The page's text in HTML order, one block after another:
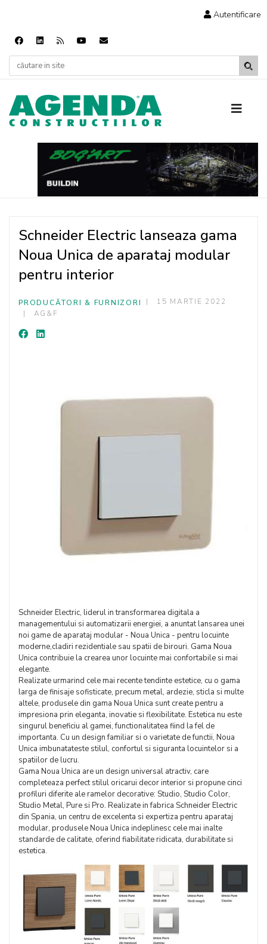
Autentificare
Schneider Electric lanseaza gama
Noua Unica de aparataj modular
pentru interior
PRODUCĂTORI & FURNIZORI
15 MARTIE 2022
AG&F
Schneider Electric, liderul in transformarea digitala a
managementului si automatizarii energiei, a anuntat lansarea unei
noi game de aparataj modular - Noua Unica - pentru locuinte
moderne,cladiri rezidentiale sau spatii de birouri. Gama Noua
Unica contribuie la crearea unor locuinte mai confortabile si mai
elegante.
Realizate urmarind cele mai recente tendinte estetice, cu o gama
larga de finisaje sofisticate, precum metal, ardezie, sticla si multe
altele, produsele din gama Noua Unica sunt create pentru a
impresiona prin eleganta, inovatie si flexibilitate. Estetica nu este
singurul beneficiu al gamei, functionalitatea fiind la fel de
importanta. Cu un design familiar si o varietate de functii, Noua
Unica imbunatateste stilul, confortul si siguranta locuintelor si a
spatiilor de lucru.
Gama Noua Unica are un design universal atractiv, care
completeaza perfect stilul oricarui decor interior si propune cinci
profiluri diferite ale ramelor decorative: Studio, Studio Color,
Studio Metal, Pure si Pro. Realizate in fabrica Schneider Electric
din Spania, un centru de excelenta si expertiza pentru aparataj
modular, produsele Noua Unica indeplinesc cele mai inalte
standarde de calitate, oferind fiabilitate ridicata, durabilitate si
estetica.